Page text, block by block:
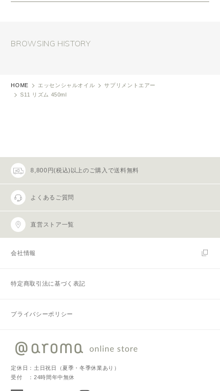
BROWSING HISTORY
HOME エッセンシャルオイル
サプリメントエアー
S11 リズム 450ml
8,800円(税込)以上のご購入で送料無料
よくあるご質問
直営ストア一覧
会社情報
特定商取引法に基づく表記
プライバシーポリシー
定休日：土日祝日（夏季・冬季休業あり）
受付 ：24時間年中無休